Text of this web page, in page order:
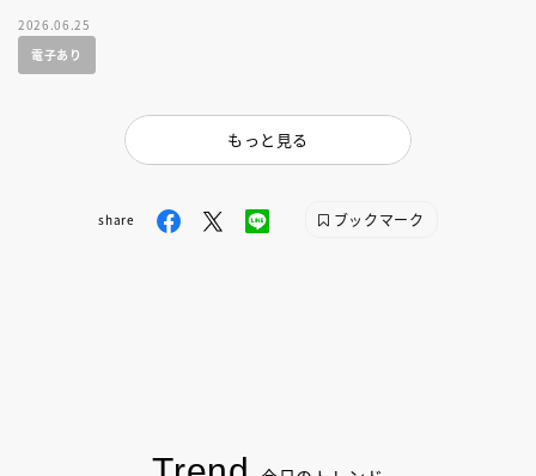
2026.06.25
電子あり
もっと見る
share ブックマーク